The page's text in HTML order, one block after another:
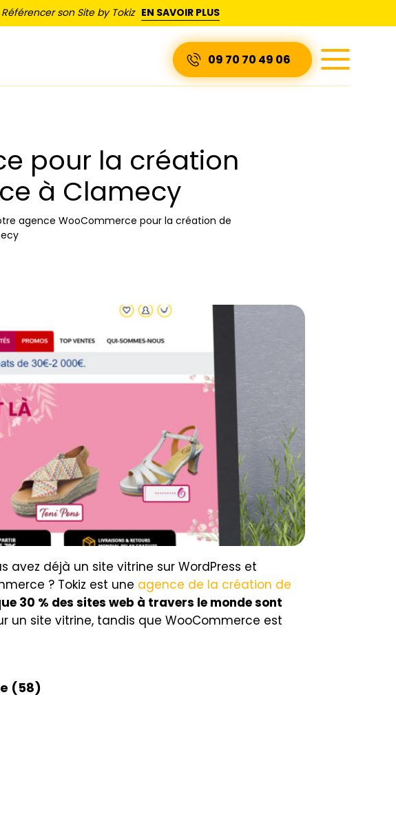
son Site by Tokiz EN SAVOIR PLUS
09 70 70 49 06
pour la création
à Clamecy
agence WooCommerce pour la création de
avez déjà un site vitrine sur WordPress et
? Tokiz est une agence de la création de
30 % des sites web à travers le monde sont
un site vitrine, tandis que WooCommerce est
(58)